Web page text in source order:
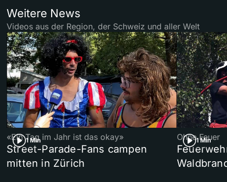
Weitere News
Videos aus der Region, der Schweiz und aller Welt
1 Min
«Ein Tag im Jahr ist das okay»
Street-Parade-Fans campen
mitten in Zürich
1 Min
Ohne Feuer